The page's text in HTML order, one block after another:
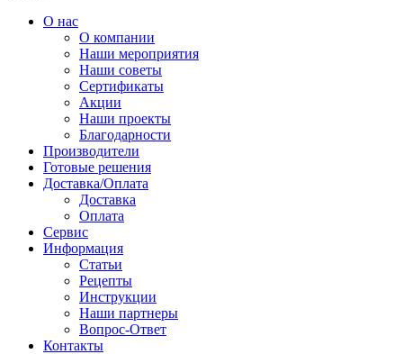
О нас
О компании
Наши мероприятия
Наши советы
Сертификаты
Акции
Наши проекты
Благодарности
Производители
Готовые решения
Доставка/Оплата
Доставка
Оплата
Сервис
Информация
Статьи
Рецепты
Инструкции
Наши партнеры
Вопрос-Ответ
Контакты